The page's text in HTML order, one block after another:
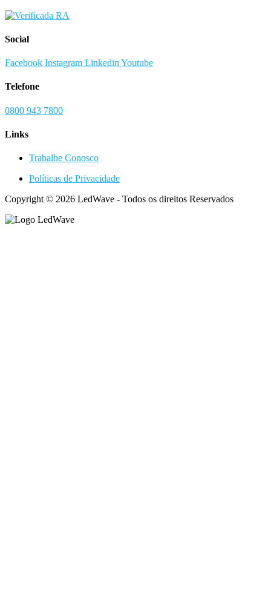
Social
Facebook Instagram Linkedin Youtube
Telefone
0800 943 7800
Links
Trabalhe Conosco
Políticas de Privacidade
Copyright © 2026 LedWave - Todos os direitos Reservados